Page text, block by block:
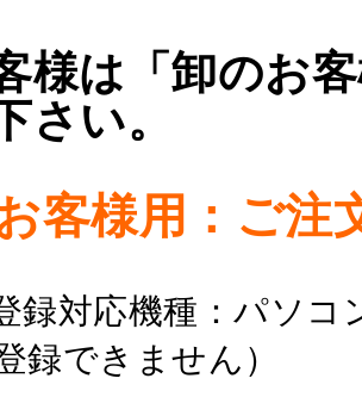
様は「卸のお
さい。
客様用：ご注
録対応機種：パソ
録できません）